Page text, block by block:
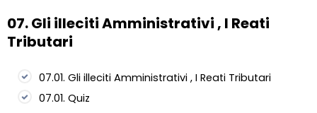
07. Gli illeciti Amministrativi , I Reati
Tributari
07.01. Gli illeciti Amministrativi , I Reati Tributari
07.01. Quiz